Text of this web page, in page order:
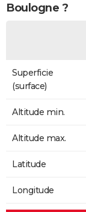
Boulogne ?
Superficie
(surface)
Altitude min.
Altitude max.
Latitude
Longitude